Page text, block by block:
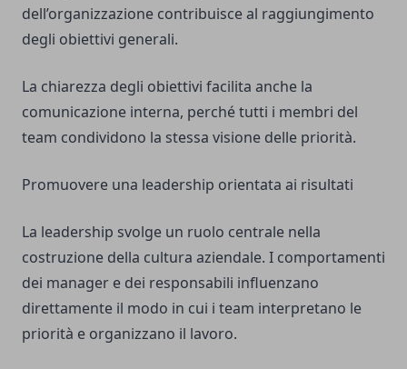
dell’organizzazione contribuisce al raggiungimento
degli obiettivi generali.
La chiarezza degli obiettivi facilita anche la
comunicazione interna, perché tutti i membri del
team condividono la stessa visione delle priorità.
Promuovere una leadership orientata ai risultati
La leadership svolge un ruolo centrale nella
costruzione della cultura aziendale. I comportamenti
dei manager e dei responsabili influenzano
direttamente il modo in cui i team interpretano le
priorità e organizzano il lavoro.